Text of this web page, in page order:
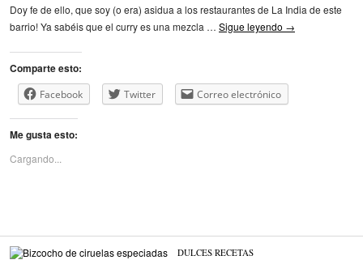
Doy fe de ello, que soy (o era) asidua a los restaurantes de La India de este
barrio! Ya sabéis que el curry es una mezcla … Sigue leyendo →
Comparte esto:
Facebook Twitter Correo electrónico
Me gusta esto:
Cargando...
DULCES/RECETAS